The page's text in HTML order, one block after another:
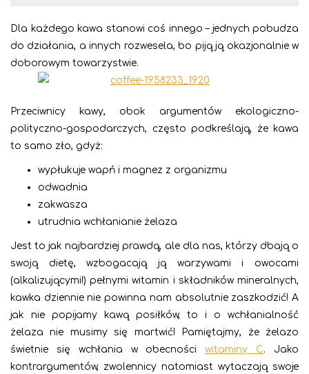
Dla każdego kawa stanowi coś innego – jednych pobudza
do działania, a innych rozwesela, bo piją ją okazjonalnie w
doborowym towarzystwie.
Przeciwnicy kawy, obok argumentów ekologiczno-
polityczno-gospodarczych, często podkreślają, że kawa
to samo zło, gdyż:
wypłukuje wapń i magnez z organizmu
odwadnia
zakwasza
utrudnia wchłanianie żelaza
Jest to jak najbardziej prawdą, ale dla nas, którzy dbają o
swoją dietę, wzbogacają ją warzywami i owocami
(alkalizującymi!) pełnymi witamin i składników mineralnych,
kawka dziennie nie powinna nam absolutnie zaszkodzić! A
jak nie popijamy kawą posiłków, to i o wchłanialność
żelaza nie musimy się martwić! Pamiętajmy, że żelazo
świetnie się wchłania w obecnościwitaminy C. Jako
kontrargumentów, zwolennicy natomiast wytaczają swoje